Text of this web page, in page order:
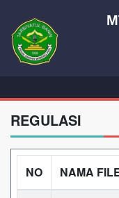
REGULASI
NO NAMA